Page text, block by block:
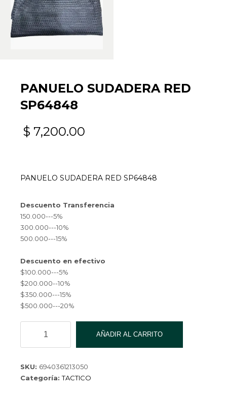
PANUELO SUDADERA RED
SP64848
$ 7,200.00
PANUELO SUDADERA RED SP64848
Descuento Transferencia
150.000---5%
300.000---10%
500.000---15%
Descuento en efectivo
$100.000---5%
$200.000--10%
$350.000---15%
$500.000---20%
SUDADERA
RED
cantidad
AÑADIR AL CARRITO
SKU: 6940361213050
Categoría:TACTICO